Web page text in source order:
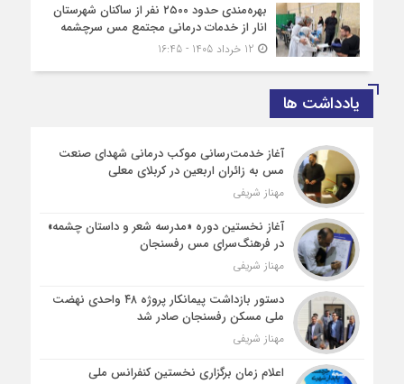
بهره‌مندی حدود ۲۵۰۰‌ نفر از ساکنان شهرستان
انار از خدمات درمانی مجتمع مس سرچشمه
یادداشت ها
آغاز خدمت‌رسانی موکب درمانی شهدای صنعت
مس به زائران اربعین در کربلای معلی
مهناز شریفی
آغاز نخستین دوره «مدرسه شعر و داستان چشمه»
در فرهنگ‌سرای مس رفسنجان
مهناز شریفی
دستور بازداشت پیمانکار پروژه ۴۸ واحدی نهضت
ملی مسکن رفسنجان صادر شد
مهناز شریفی
اعلام زمان برگزاری نخستین کنفرانس ملی